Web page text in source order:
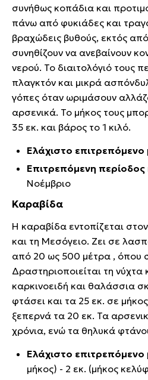
συνήθως κοπάδια και
πάνω από φυκιάδες και
βραχώδεις βυθούς, εκτός
συνηθίζουν να ανεβαίνουν
νερού. Το διαιτολόγιό τους
πλαγκτόν και μικρά
γόπες όταν ωριμάσουν
αρσενικά. Το μήκος τους
35 εκ. και βάρος το 1 κιλό.
Ελάχιστο επιτρεπόμενο
Επιτρεπόμενη
Νοέμβριο
Καραβίδα
Η καραβίδα εντοπίζεται
και τη Μεσόγειο. Ζει σε
από 20 ως 500 μέτρα , όπου
Δραστηριοποιείται τη νύχτα
καρκινοειδή και θαλάσσια
φτάσει και τα 25 εκ. σε
ξεπερνά τα 20 εκ. Τα
χρόνια, ενώ τα θηλυκά
Ελάχιστο επιτρεπόμενο
μήκος) - 2 εκ. (μήκος